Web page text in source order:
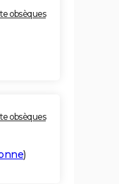
obsèques
obsèques
)